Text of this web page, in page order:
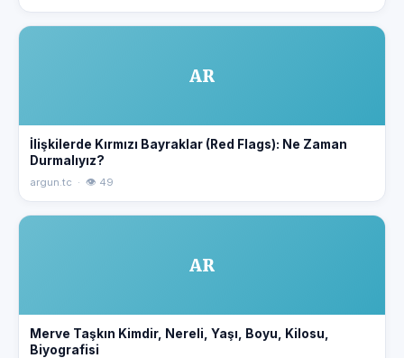
AR
İlişkilerde Kırmızı Bayraklar (Red Flags): Ne Zaman
Durmalıyız?
argun.tc · 👁 49
AR
Merve Taşkın Kimdir, Nereli, Yaşı, Boyu, Kilosu,
Biyografisi